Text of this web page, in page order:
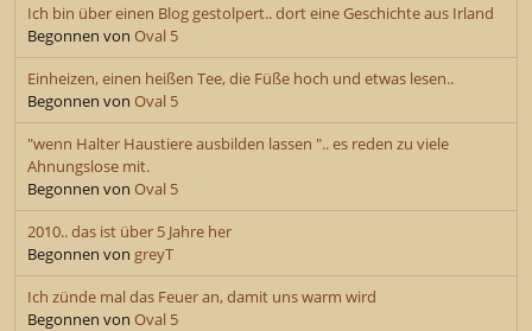
Ich bin über einen Blog gestolpert.. dort eine Geschichte aus Irland
Begonnen von Oval 5
Einheizen, einen heißen Tee, die Füße hoch und etwas lesen..
Begonnen von Oval 5
"wenn Halter Haustiere ausbilden lassen ".. es reden zu viele
Ahnungslose mit.
Begonnen von Oval 5
2010.. das ist über 5 Jahre her
Begonnen von greyT
Ich zünde mal das Feuer an, damit uns warm wird
Begonnen von Oval 5